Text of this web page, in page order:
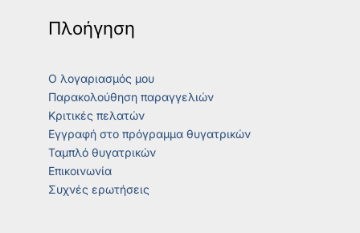
Πλοήγηση
Ο λογαριασμός μου
Παρακολούθηση παραγγελιών
Κριτικές πελατών
Εγγραφή στο πρόγραμμα θυγατρικών
Ταμπλό θυγατρικών
Επικοινωνία
Συχνές ερωτήσεις